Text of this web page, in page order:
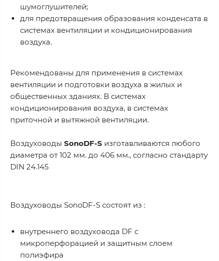
шумоглушителей;
для предотвращения образования конденсата в
системах вентиляции и кондиционирования
воздуха.
Рекомендованы для применения в системах
вентиляции и подготовки воздуха в жилых и
общественных зданиях. В системах
кондиционирования воздуха, в системах
приточной и вытяжной вентиляции.
Воздуховоды SonoDF-S изготавливаются любого
диаметра от 102 мм. до 406 мм., согласно стандарту
DIN 24.145
Воздуховоды SonoDF-S состоят из :
внутреннего воздуховода DF с
микроперфорацией и защитным слоем
полиэфира